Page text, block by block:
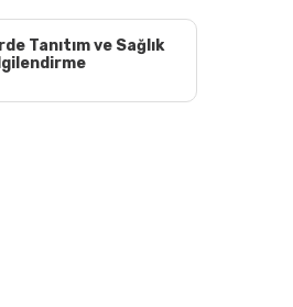
Tanıtım ve Sağlık